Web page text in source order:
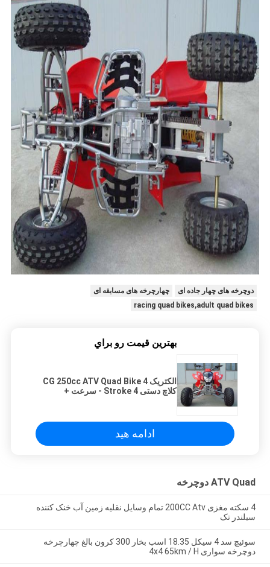
دوچرخه های چهار جاده ای
چهارچرخه های مسابقه ای
racing quad bikes,adult quad bikes
بهترين قيمت رو براي
الکتریک CG 250cc ATV Quad Bike 4
کلاچ دستی Stroke 4 - سرعت +
ادامه هید
ATV Quad دوچرخه
4 سکته مغزی 200CC Atv تمام وسایل نقلیه زمین آب خنک کننده
سیلندر تک
سوئیچ سد 4 سیکل 18.35 اسب بخار 300 کرون بالغ چهارچرخه
دوچرخه سواری 4x4 65km / H